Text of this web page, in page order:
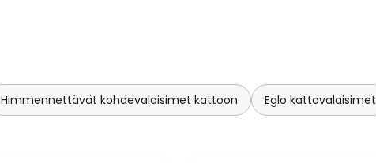
Himmennettävät kohdevalaisimet kattoon Eglo kattovalaisimet